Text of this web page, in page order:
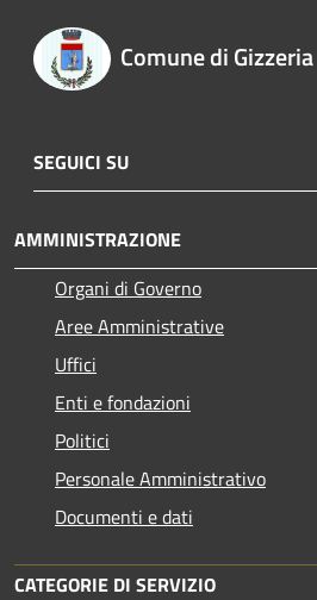
Comune di Gizzeria
SEGUICI SU
AMMINISTRAZIONE
Organi di Governo
Aree Amministrative
Uffici
Enti e fondazioni
Politici
Personale Amministrativo
Documenti e dati
CATEGORIE DI SERVIZIO